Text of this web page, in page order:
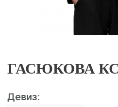
ГАСЮКОВА
Девиз: